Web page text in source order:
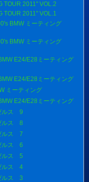
TOUR 2011" VOL.2
TOUR 2011" VOL.1
BMW ミーティング
BMW ミーティング
E24/E28ミーティング
E24/E28ミーティング
ミーティング
E24/E28ミーティング
ルス 9
ルス 8
ルス 7
ルス 6
ルス 5
ルス 4
ルス 3